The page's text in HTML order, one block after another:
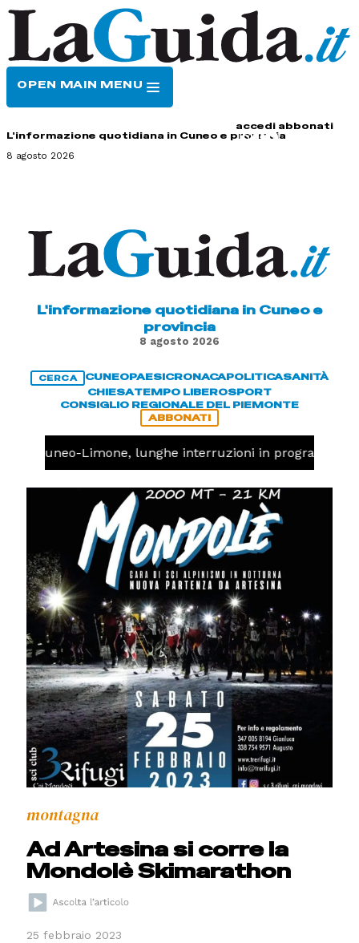
OPEN MAIN MENU
accedi abbonati
L'informazione quotidiana in Cuneo e provincia
8 agosto 2026
L'informazione quotidiana in Cuneo e
provincia
8 agosto 2026
CERCA CUNEOPAESICRONACAPOLITICASANITÀ
CHIESATEMPO LIBEROSPORT
CONSIGLIO REGIONALE DEL PIEMONTE
ABBONATI
Cuneo-Limone, lunghe interruzioni in programma
montagna
Ad Artesina si corre la
Mondolè Skimarathon
25 febbraio 2023